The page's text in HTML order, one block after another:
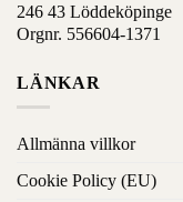
246 43 Löddeköpinge
Orgnr. 556604-1371
LÄNKAR
Allmänna villkor
Cookie Policy (EU)